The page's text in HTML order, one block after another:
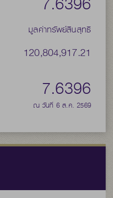
มูลค่าทรัพย์สินสุทธิ
120,804,917.21
7.6396
ณ วันที่ 6 ส.ค. 2569